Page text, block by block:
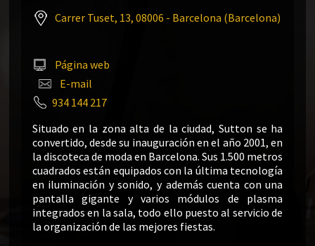
Carrer Tuset, 13, 08006 - Barcelona (Barcelona)
Página web
E-mail
934 144 217
Situado en la zona alta de la ciudad, Sutton se ha
convertido, desde su inauguración en el año 2001, en
la discoteca de moda en Barcelona. Sus 1.500 metros
cuadrados están equipados con la última tecnología
en iluminación y sonido, y además cuenta con una
pantalla gigante y varios módulos de plasma
integrados en la sala, todo ello puesto al servicio de
la organización de las mejores fiestas.